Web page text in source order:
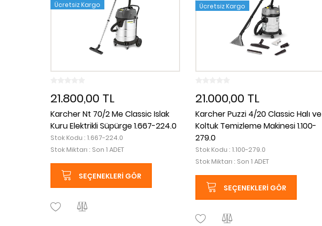
Ücretsiz Kargo
21.800,00 TL
Karcher Nt 70/2 Me Classic Islak
Kuru Elektrikli Süpürge 1.667-224.0
Stok Kodu : 1.667-224.0
Stok Miktarı : Son 1 ADET
SEÇENEKLERI GÖR
Ücretsiz Kargo
21.000,00 TL
Karcher Puzzi 4/20 Classic Halı ve
Koltuk Temizleme Makinesi 1.100-
279.0
Stok Kodu : 1.100-279.0
Stok Miktarı : Son 1 ADET
SEÇENEKLERI GÖR